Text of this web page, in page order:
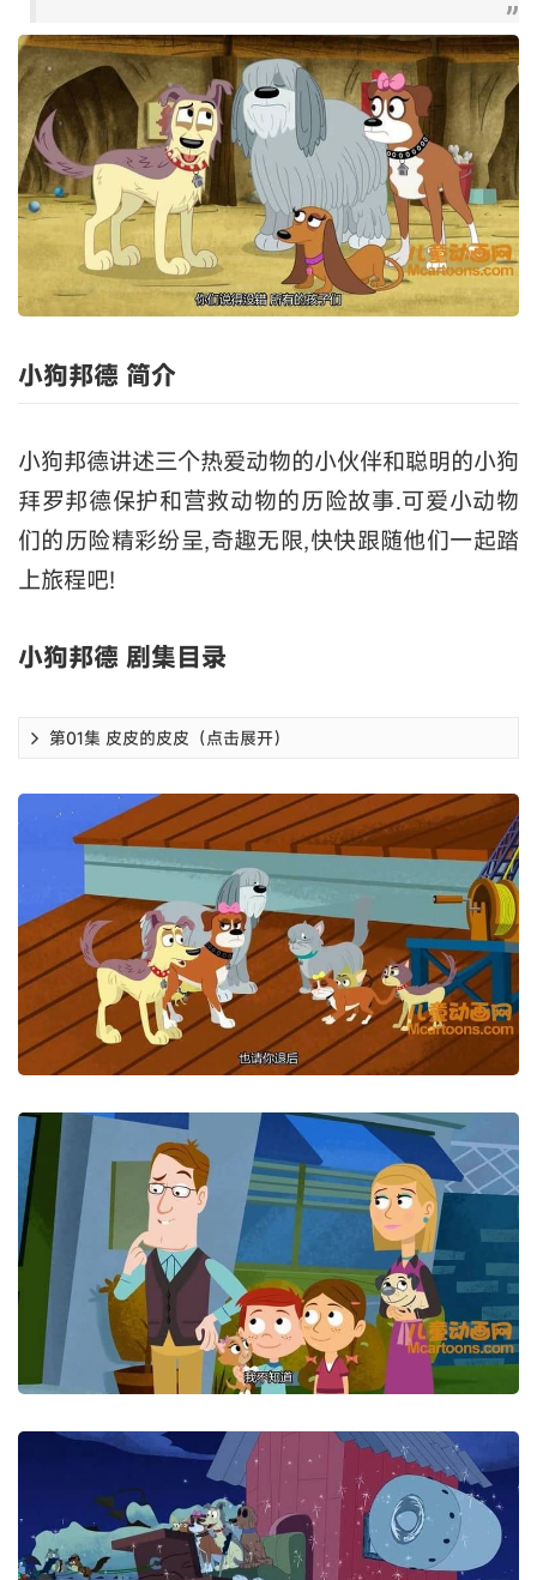
小狗邦德 简介
小狗邦德讲述三个热爱动物的小伙伴和聪明的小狗
拜罗邦德保护和营救动物的历险故事.可爱小动物
们的历险精彩纷呈,奇趣无限,快快跟随他们一起踏
上旅程吧!
小狗邦德 剧集目录
第01集 皮皮的皮皮（点击展开）